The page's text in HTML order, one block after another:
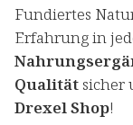
Fundiertes
Erfahrung in
Qualität sicher
Drexel Shop!